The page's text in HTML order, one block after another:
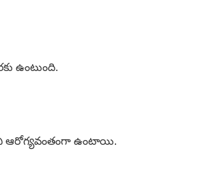
ఉంటుంది.
ఆరోగ్యవంతంగా ఉంటాయి.